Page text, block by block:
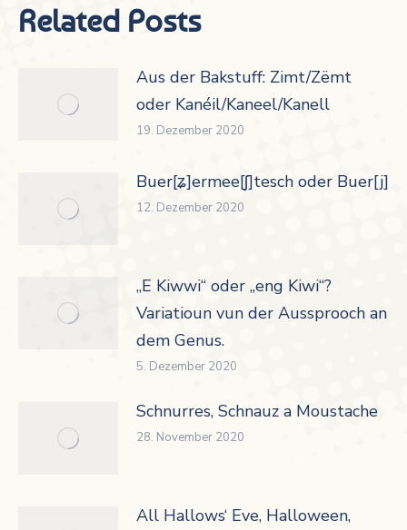
Related Posts
Aus der Bakstuff: Zimt/Zëmt
oder Kanéil/Kaneel/Kanell
19. Dezember 2020
Buer[ʑ]ermee[ʃ]tesch oder
12. Dezember 2020
„E Kiwwi“ oder „eng Kiwi“?
Variatioun vun der Aussprooch an
dem Genus.
5. Dezember 2020
Schnurres, Schnauz a Moustache
28. November 2020
All Hallows‘ Eve, Halloween,